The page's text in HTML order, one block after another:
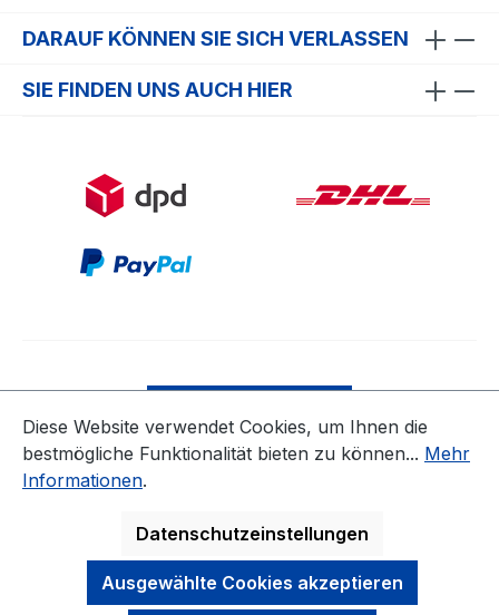
DARAUF KÖNNEN SIE SICH VERLASSEN
SIE FINDEN UNS AUCH HIER
* Alle Preise inkl. gesetzl. Mehrwertsteuer zzgl.
Diese Website verwendet Cookies, um Ihnen die
bestmögliche Funktionalität bieten zu können... Mehr
Informationen.
Datenschutzeinstellungen
Ausgewählte Cookies akzeptieren